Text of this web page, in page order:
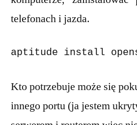
telefonach i jazda.
aptitude install
Kto potrzebuje może się
innego portu (ja jestem